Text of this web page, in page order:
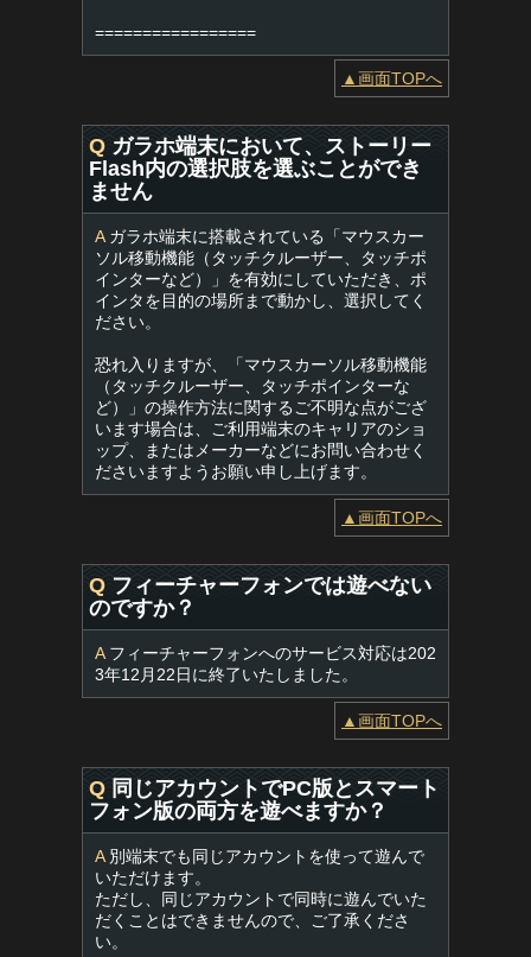
=================
▲画面TOPへ
Q ガラホ端末において、ストーリー
Flash内の選択肢を選ぶことができ
ません
Aガラホ端末に搭載されている「マウスカー
ソル移動機能（タッチクルーザー、タッチポ
インターなど）」を有効にしていただき、ポ
インタを目的の場所まで動かし、選択してく
ださい。
恐れ入りますが、「マウスカーソル移動機能
（タッチクルーザー、タッチポインターな
ど）」の操作方法に関するご不明な点がござ
います場合は、ご利用端末のキャリアのショ
ップ、またはメーカーなどにお問い合わせく
ださいますようお願い申し上げます。
▲画面TOPへ
Q フィーチャーフォンでは遊べない
のですか？
Aフィーチャーフォンへのサービス対応は202
3年12月22日に終了いたしました。
▲画面TOPへ
Q 同じアカウントでPC版とスマート
フォン版の両方を遊べますか？
A別端末でも同じアカウントを使って遊んで
いただけます。
ただし、同じアカウントで同時に遊んでいた
だくことはできませんので、ご了承くださ
い。